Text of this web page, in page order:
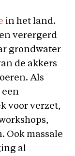
in het land.
verergerd
grondwater
de akkers
Als
een
voor verzet,
Ook massale
al